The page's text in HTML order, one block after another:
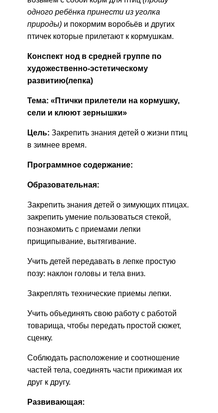
одного ребёнка принести из уголка
природы) и покормим воробьёв и других
птичек которые прилетают к кормушкам.
Конспект нод в средней группе по
художественно-эстетическому
развитию(лепка)
Тема: «Птички прилетели на кормушку,
сели и клюют зернышки»
Цель: Закрепить знания детей о жизни птиц
в зимнее время.
Программное содержание:
Образовательная:
Закрепить знания детей о зимующих птицах.
закрепить умение пользоваться стекой,
познакомить с приемами лепки
прищипывание, вытягивание.
Учить детей передавать в лепке простую
позу: наклон головы и тела вниз.
Закреплять технические приемы лепки.
Учить объединять свою работу с работой
товарища, чтобы передать простой сюжет,
сценку.
Соблюдать расположение и соотношение
частей тела, соединять части прижимая их
друг к другу.
Развивающая: